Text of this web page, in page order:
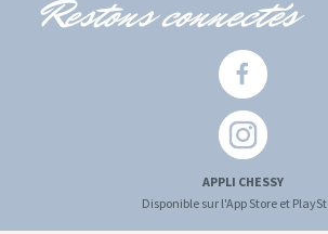
Restons connectés
APPLI CHESSY
Disponible sur l'App Store et